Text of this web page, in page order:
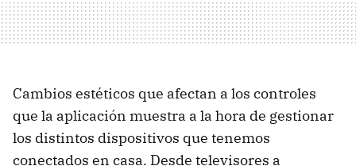
Cambios estéticos que afectan a los controles
que la aplicación muestra a la hora de gestionar
los distintos dispositivos que tenemos
conectados en casa. Desde televisores a